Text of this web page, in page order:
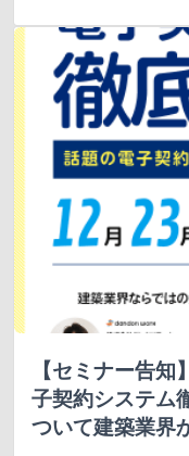
【セミナー告
子契約システム
ついて建築業界